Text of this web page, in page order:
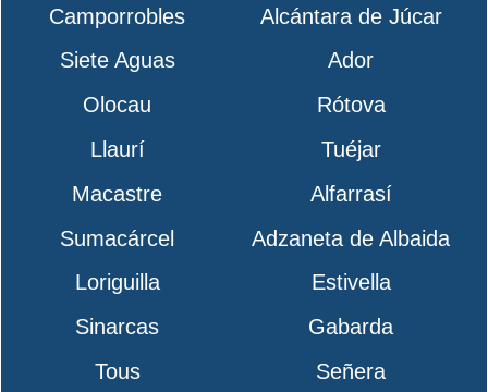
Camporrobles
Alcántara de Júcar
Siete Aguas
Ador
Olocau
Rótova
Llaurí
Tuéjar
Macastre
Alfarrasí
Sumacárcel
Adzaneta de Albaida
Loriguilla
Estivella
Sinarcas
Gabarda
Tous
Señera